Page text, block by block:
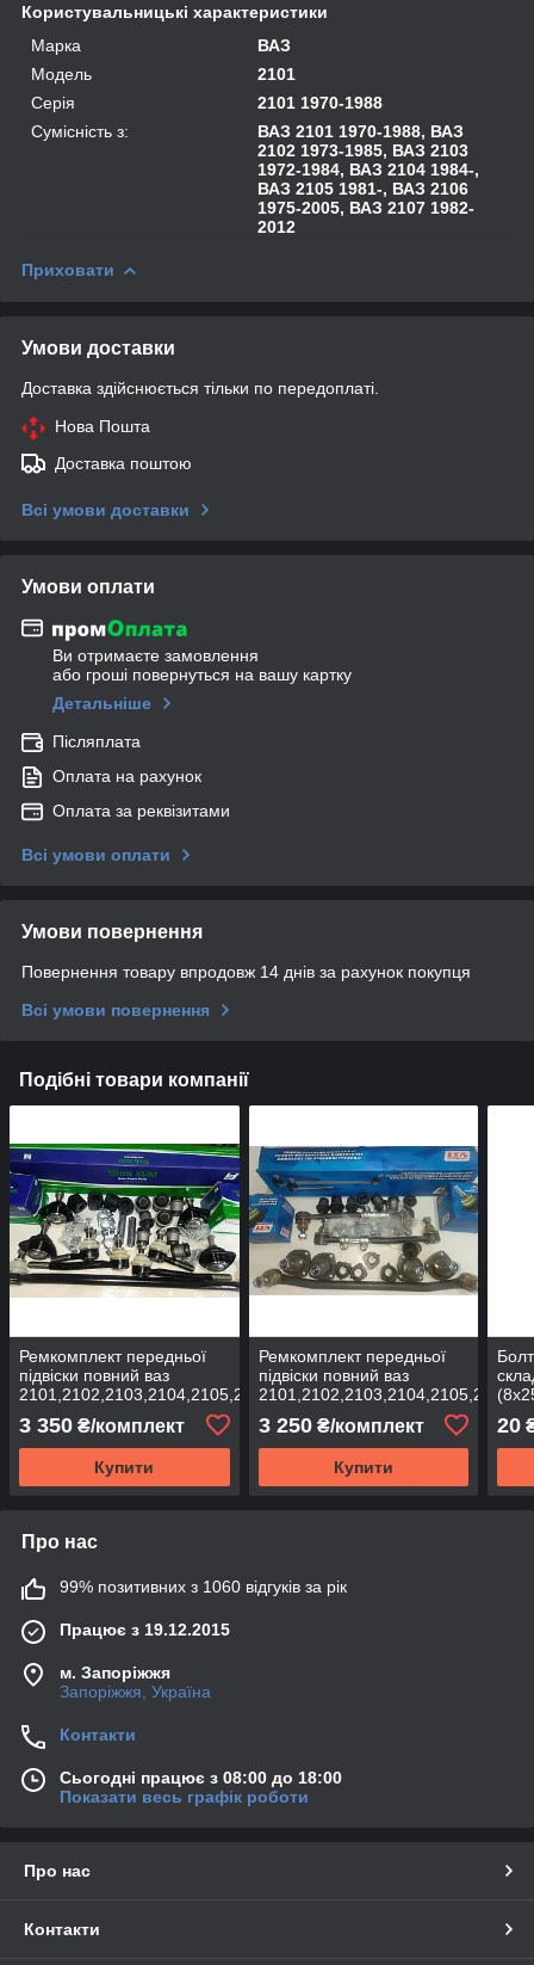
Користувальницькі характеристики
Марка
ВАЗ
Модель
2101
Серія
2101 1970-1988
Сумісність з:
ВАЗ 2101 1970-1988, ВАЗ
2102 1973-1985, ВАЗ 2103
1972-1984, ВАЗ 2104 1984-,
ВАЗ 2105 1981-, ВАЗ 2106
1975-2005, ВАЗ 2107 1982-
2012
Приховати
Умови доставки
Доставка здійснюється тільки по передоплаті.
Нова Пошта
Доставка поштою
Всі умови доставки
Умови оплати
Ви отримаєте замовлення
або гроші повернуться на вашу картку
Детальніше
Післяплата
Оплата на рахунок
Оплата за реквізитами
Всі умови оплати
Умови повернення
Повернення товару впродовж 14 днів за рахунок покупця
Всі умови повернення
Подібні товари компанії
Ремкомплект передньої
підвіски повний ваз
2101,2102,2103,2104,2105,2106,2107
3 350 ₴/комплект
Купити
Ремкомплект передньої
підвіски повний ваз
3 250₴/комплект
Купити
20
Про нас
99% позитивних з 1060 відгуків за рік
Працює з 19.12.2015
м. Запоріжжя
Запоріжжя, Україна
Контакти
Сьогодні працює з 08:00 до 18:00
Показати весь графік роботи
Про нас
Контакти